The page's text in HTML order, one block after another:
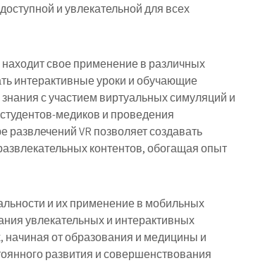
и увлекательной для всех
свое применение в различных
интерактивные уроки и обучающие
с участием виртуальных симуляций и
медиков и проведения
развлечений VR позволяет создавать
контентов, обогащая опыт
и их применение в мобильных
увлекательных и интерактивных
начиная от образования и медицины и
развития и совершенствования